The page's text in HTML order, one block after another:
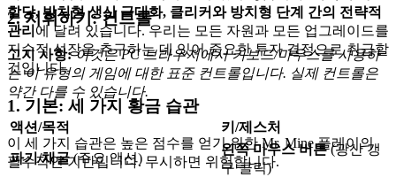
2. 지휘하기: 컨트롤
고지 사항: 이것은 PC 브라우저에서 키보드/마우스를 사용하
는 이 유형의 게임에 대한 표준 컨트롤입니다. 실제 컨트롤은
약간 다를 수 있습니다.
액션/목적 키/제스처
파기/채굴(주요 액션)
왼쪽 마우스 버튼(광산 갱
구 클릭)
할당, 방치형 생산 극대화, 클리커와 방치형 단계 간의 전략적
관리 에 달려 있습니다. 우리는 모든 자원과 모든 업그레이드를
지수적 성장을 추구하는 데 있어 중요한 투자 결정으로 취급할
것입니다.
1. 기본: 세 가지 황금 습관
이 세 가지 습관은 높은 점수를 얻기 위한 Mr. Mine 플레이의
필수적인 기반입니다. 무시하면 위험합니다.